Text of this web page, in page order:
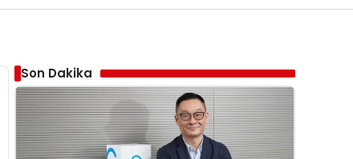
Son Dakika